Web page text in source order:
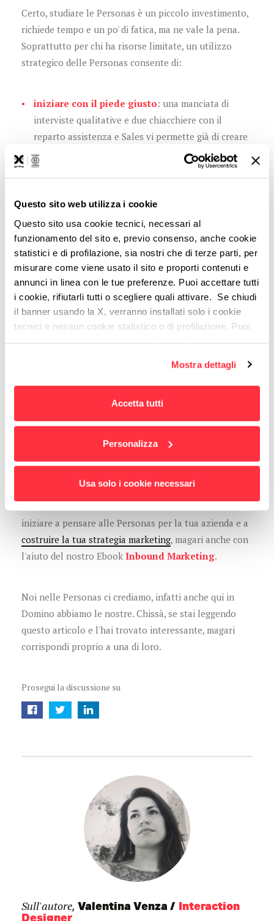
Questo sito web utilizza i cookie
Questo sito usa cookie tecnici, necessari al
funzionamento del sito e, previo consenso, anche cookie
statistici e di profilazione, sia nostri che di terze parti, per
misurare come viene usato il sito e proporti contenuti e
annunci in linea con le tue preferenze. Puoi accettare tutti
i cookie, rifiutarli tutti o scegliere quali attivare. Se chiudi
il banner usando la X, verranno installati solo i cookie
tecnici e nessun cookie statistico o di profilazione. Puoi
Mostra dettagli
Accetta tutti
Personalizza
Usa solo i cookie necessari
Certo, studiare le Personas è un piccolo investimento,
richiede tempo e un po' di fatica, ma ne vale la pena.
Soprattutto per chi ha risorse limitate, un utilizzo
strategico delle Personas consente di:
iniziare con il piede giusto: una manciata di
interviste qualitative e due chiacchiere con il
reparto assistenza e Sales vi permette già di creare
dei profili Personas centrati e caratteristici, più di
quanto possiate fare con una lunga e
ottenere leadmolto qualificate:
contatto propenso all'acquisto è molto più
prezioso di 10 contatti generici; le Personas
aiutano a capire chi sono e come ragionano i tuoi
veripotenziali clienti
massimizzare l'effort:sapere giàcome,dovee
quandoparlare ai tuoi potenziali clienti, e
soprattutto di cosa, ti permette di concentrare tutte
le energie in una strategia più mirata ed efficace,
dimostrarvi affidabili e propositivi:le Personas
non sono utili solo nella fase di ricerca nuovi
contatti, ma aiutano a guidare tutta la
soluzione che cercano anche in fase di post-vendita,
rafforzerà notevolmente la vostra immagine ai loro
iniziare a pensare alle Personas per la tua azienda e a
costruire la tua strategia marketing, magari anche con
l'aiuto del nostro Ebook Inbound Marketing.
Noi nelle Personas ci crediamo, infatti anche qui in
Domino abbiamo le nostre. Chissà, se stai leggendo
questo articolo e l'hai trovato interessante, magari
corrispondi proprio a una di loro.
Prosegui la discussione su
Sull'autore, Valentina Venza
Interaction
Designer